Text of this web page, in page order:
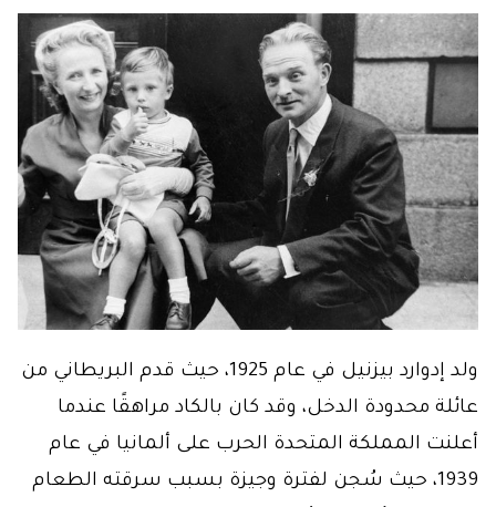
ولد إدوارد بيزنيل في عام 1925، حيث قدم البريطاني من
عائلة محدودة الدخل، وقد كان بالكاد مراهقًا عندما
أعلنت المملكة المتحدة الحرب على ألمانيا في عام
1939، حيث سُجن لفترة وجيزة بسبب سرقته الطعام